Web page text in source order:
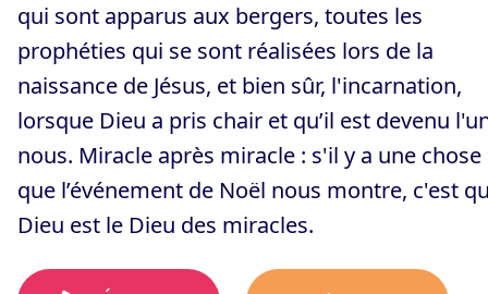
qui sont apparus aux bergers, toutes les
prophéties qui se sont réalisées lors de la
naissance de Jésus, et bien sûr, l'incarnation,
lorsque Dieu a pris chair et qu’il est devenu
nous. Miracle après miracle : s'il y a une chose
que l’événement de Noël nous montre, c'est
Dieu est le Dieu des miracles.